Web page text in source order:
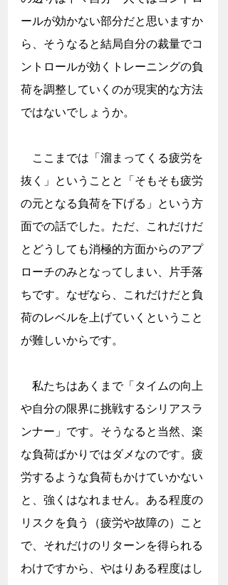
ールが効かない部分だと思いますか
ら、そうなると結局自分の裁量でコ
ントロールが効くトレーニングの負
荷を調整していくのが現実的な方法
ではないでしょうか。
ここまでは「溜まってくる疲労を
抜く」ということと「そもそも疲労
の元となる負荷を下げる」という方
面での話でした。ただ、これだけだ
とどうしても消極的方面からのアプ
ローチのみとなってしまい、片手落
ちです。なぜなら、これだけだと負
荷のレベルを上げていくということ
が難しいからです。
私たちはあくまで「タイムの向上
や自分の限界に挑戦するシリアスラ
ンナー」です。そうなると当然、楽
な負荷ばかりではダメなのです。疲
労するような負荷もかけていかない
と、強くはなれません。ある程度の
リスクを負う（疲労や故障の）こと
で、それだけのリターンを得られる
わけですから、やはりある程度はし